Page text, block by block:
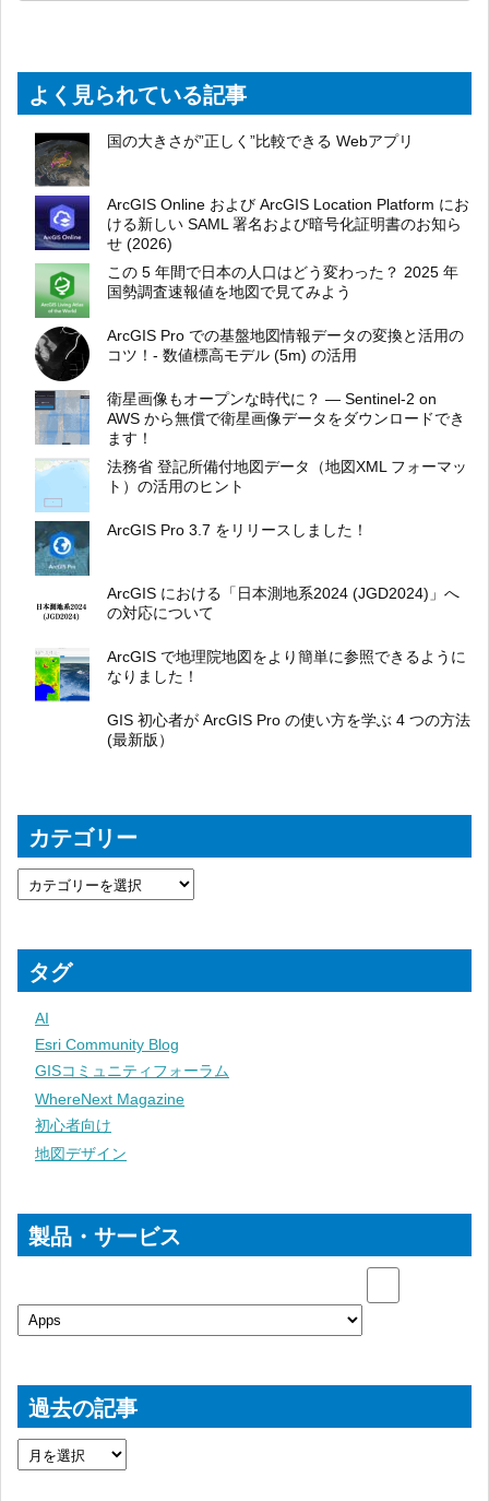
よく見られている記事
国の大きさが”正しく”比較できる Webアプリ
ArcGIS Online および ArcGIS Location Platform にお
ける新しい SAML 署名および暗号化証明書のお知ら
せ (2026)
この 5 年間で日本の人口はどう変わった？ 2025 年
国勢調査速報値を地図で見てみよう
ArcGIS Pro での基盤地図情報データの変換と活用の
コツ！- 数値標高モデル (5m) の活用
衛星画像もオープンな時代に？ ― Sentinel-2 on
AWS から無償で衛星画像データをダウンロードでき
ます！
法務省 登記所備付地図データ（地図XML フォーマッ
ト）の活用のヒント
ArcGIS Pro 3.7 をリリースしました！
ArcGIS における「日本測地系2024 (JGD2024)」へ
の対応について
ArcGIS で地理院地図をより簡単に参照できるように
なりました！
GIS 初心者が ArcGIS Pro の使い方を学ぶ 4 つの方法
(最新版）
カテゴリー
タグ
AI
Esri Community Blog
GISコミュニティフォーラム
WhereNext Magazine
初心者向け
地図デザイン
製品・サービス
過去の記事